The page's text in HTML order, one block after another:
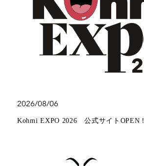
2026/08/06
Kohmi EXPO 2026 公式サイトOPEN！